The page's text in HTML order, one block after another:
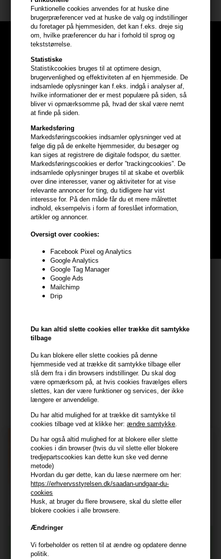
Funktionelle cookies anvendes for at huske dine
brugerpræferencer ved at huske de valg og indstillinger
du foretager på hjemmesiden, det kan f.eks. dreje sig
om, hvilke præferencer du har i forhold til sprog og
tekststørrelse.
Statistiske
Statistikcookies bruges til at optimere design,
brugervenlighed og effektiviteten af en hjemmeside. De
indsamlede oplysninger kan f.eks. indgå i analyser af,
hvilke informationer der er mest populære på siden, så
bliver vi opmærksomme på, hvad der skal være nemt
at finde på siden.
Markedsføring
Markedsføringscookies indsamler oplysninger ved at
følge dig på de enkelte hjemmesider, du besøger og
kan siges at registrere de digitale fodspor, du sætter.
Markedsføringscookies er derfor ”trackingcookies”. De
indsamlede oplysninger bruges til at skabe et overblik
over dine interesser, vaner og aktiviteter for at vise
relevante annoncer for ting, du tidligere har vist
interesse for. På den måde får du et mere målrettet
indhold, eksempelvis i form af foreslået information,
artikler og annoncer.
Oversigt over cookies:
Facebook Pixel og Analytics
Google Analytics
Google Tag Manager
Google Ads
Mailchimp
Drip
Du kan altid slette cookies eller trække dit samtykke
tilbage
Du kan blokere eller slette cookies på denne
hjemmeside ved at trække dit samtykke tilbage eller
slå dem fra i din browsers indstillinger. Du skal dog
være opmærksom på, at hvis cookies fravælges ellers
slettes, kan der være funktioner og services, der ikke
længere er anvendelige.
Du har altid mulighed for at trække dit samtykke til
cookies tilbage ved at klikke her:ændre samtykke
Du har også altid mulighed for at blokere eller slette
cookies i din browser (hvis du vil slette eller blokere
tredjepartscookies kan dette kun ske ved denne
metode)
Hvordan du gør dette, kan du læse nærmere om her:
https://erhvervsstyrelsen.dk/saadan-undgaar-du-
cookies
Husk, at bruger du flere browsere, skal du slette eller
blokere cookies i alle browsere.
Ændringer
Vi forbeholder os retten til at ændre og opdatere denne
politik.
Optjen5% bonuskronerpå
hele din ordre
Bliv helt gratis en del af vores kundeklub og optjen rabatter når du
handler
BLIV GRATIS MEDLEM HER
Kundeservice
CVR: 44874253
kundeservice@hair247.dk
Tlf. 23839799 (hverdage 9-14)
Modtag tilbud mm
Tilmeld dig nyhedsbrev - du kan altid afmelde det igen.
TILMELD
ConsentJeg accepterer vilkår og betingelser.
Læs mere her
Vi sender samme hverdag ved bestilling inden kl 14:45
Tilmeld dig nyhedsbrevet